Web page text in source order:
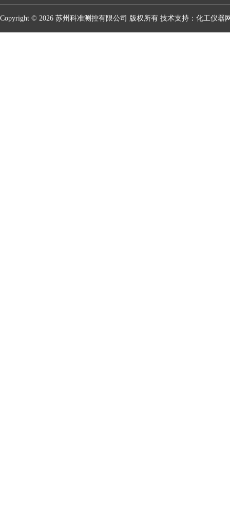
Copyright © 2026 苏州科准测控有限公司 版权所有 技术支持： 化工仪器